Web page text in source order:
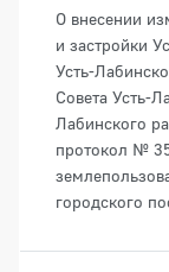
О внесении
и застройки
Усть-
Совета Усть-
Лабинского
протокол №
городского